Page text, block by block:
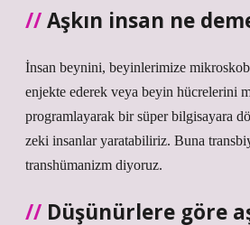
Aşkın insan ne
İnsan beynini, beyinlerimize
enjekte ederek veya beyin hücrelerini
programlayarak bir süper bilgisayara
zeki insanlar yaratabiliriz. Buna
transhümanizm diyoruz.
Düşünürlere göre